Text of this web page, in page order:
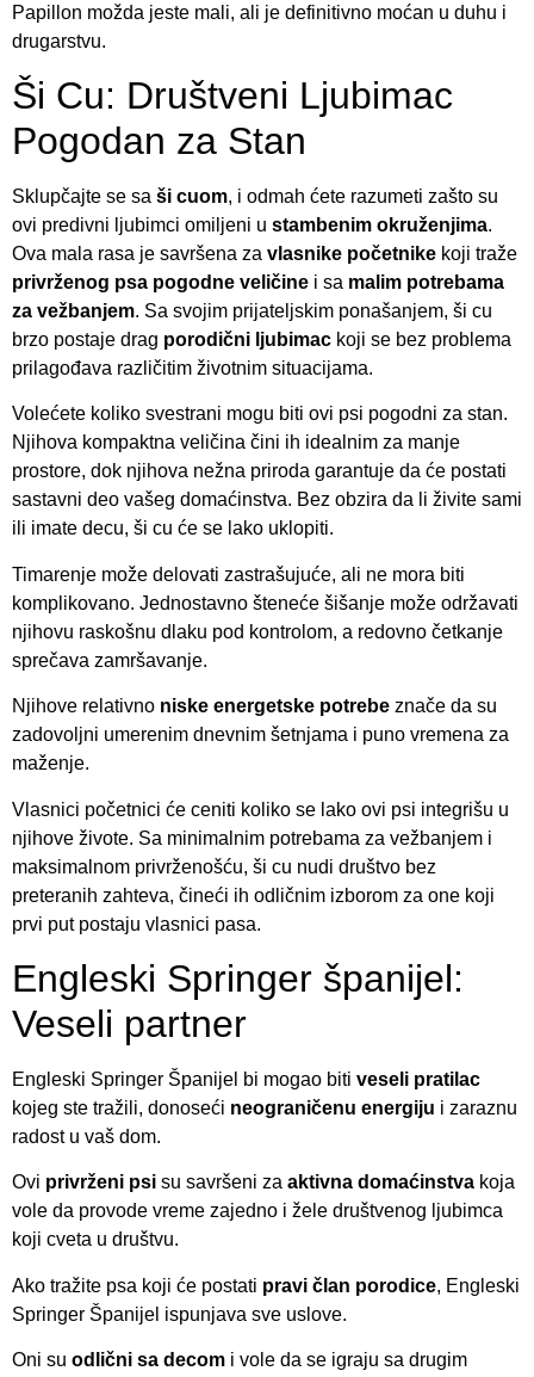
Papillon možda jeste mali, ali je definitivno moćan u duhu i
drugarstvu.
Ši Cu: Društveni Ljubimac
Pogodan za Stan
Sklupčajte se sa ši cuom, i odmah ćete razumeti zašto su
ovi predivni ljubimci omiljeni u stambenim okruženjima.
Ova mala rasa je savršena za vlasnike početnike koji traže
privrženog psa pogodne veličine i sa malim potrebama
za vežbanjem. Sa svojim prijateljskim ponašanjem, ši cu
brzo postaje drag porodični ljubimac koji se bez problema
prilagođava različitim životnim situacijama.
Volećete koliko svestrani mogu biti ovi psi pogodni za stan.
Njihova kompaktna veličina čini ih idealnim za manje
prostore, dok njihova nežna priroda garantuje da će postati
sastavni deo vašeg domaćinstva. Bez obzira da li živite sami
ili imate decu, ši cu će se lako uklopiti.
Timarenje može delovati zastrašujuće, ali ne mora biti
komplikovano. Jednostavno štenećе šišanje može održavati
njihovu raskošnu dlaku pod kontrolom, a redovno četkanje
sprečava zamršavanje.
Njihove relativno niske energetske potrebe znače da su
zadovoljni umerenim dnevnim šetnjama i puno vremena za
maženje.
Vlasnici početnici će ceniti koliko se lako ovi psi integrišu u
njihove živote. Sa minimalnim potrebama za vežbanjem i
maksimalnom privrženošću, ši cu nudi društvo bez
preteranih zahteva, čineći ih odličnim izborom za one koji
prvi put postaju vlasnici pasa.
Engleski Springer španijel:
Veseli partner
Engleski Springer Španijel bi mogao biti veseli pratilac
kojeg ste tražili, donoseći neograničenu energiju i zaraznu
radost u vaš dom.
Ovi privrženi psi su savršeni za aktivna domaćinstva koja
vole da provode vreme zajedno i žele društvenog ljubimca
koji cveta u društvu.
Ako tražite psa koji će postati pravi član porodice, Engleski
Springer Španijel ispunjava sve uslove.
Oni su odlični sa decom i vole da se igraju sa drugim